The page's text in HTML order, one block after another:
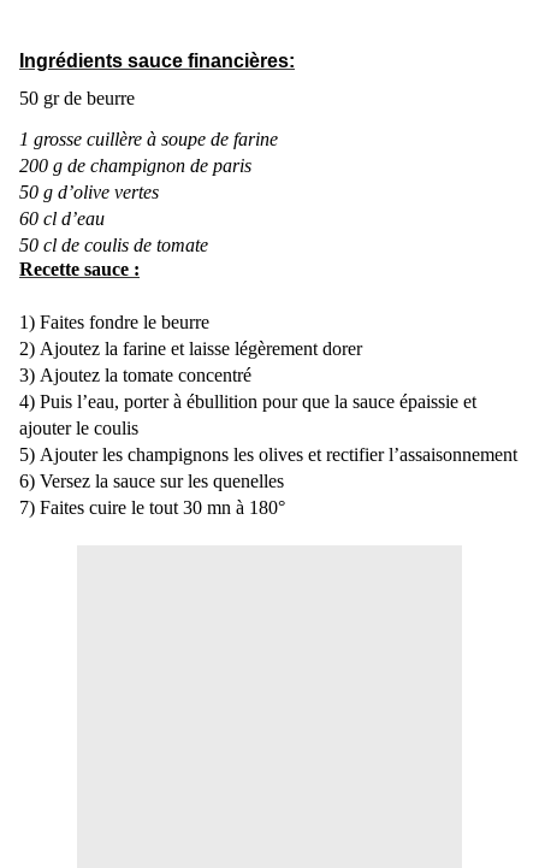
Ingrédients sauce financières:
50 gr de beurre
1 grosse cuillère à soupe de farine
200 g de champignon de paris
50 g d’olive vertes
60 cl d’eau
50 cl de coulis de tomate
Recette sauce :
1) Faites fondre le beurre
2) Ajoutez la farine et laisse légèrement dorer
3) Ajoutez la tomate concentré
4) Puis l’eau, porter à ébullition pour que la sauce épaissie et
ajouter le coulis
5) Ajouter les champignons les olives et rectifier l’assaisonnement
6) Versez la sauce sur les quenelles
7) Faites cuire le tout 30 mn à 180°